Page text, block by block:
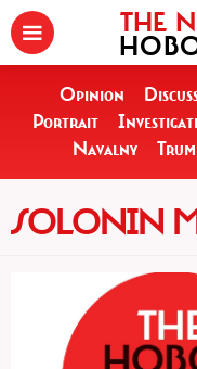
THE
Opinion
Portrait
Navalny
SOLONIN